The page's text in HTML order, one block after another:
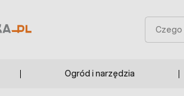
Szukaj
Ogród i narzędzia